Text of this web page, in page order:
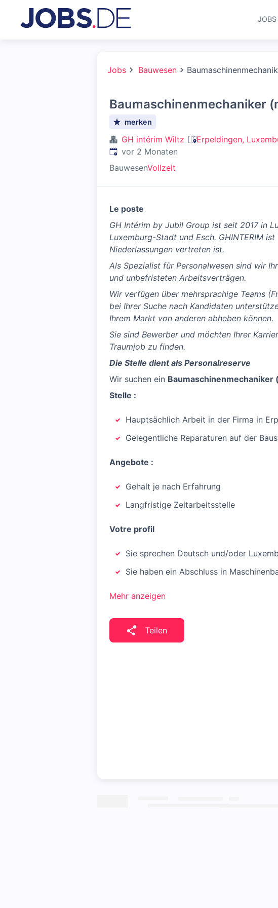
Jobs Bauwesen
Baumaschinenmechaniker
merken
GH intérim Wiltz
Erpeldingen,
Veröffentlicht:
vor 2 Monaten
BauwesenVollzeit
Le poste
GH Intérim by Jubil Group ist seit 2017 in
Luxemburg-Stadt und Esch. GHINTERIM
Niederlassungen vertreten ist.
Als Spezialist für Personalwesen sind wir
und unbefristeten Arbeitsverträgen.
Wir verfügen über mehrsprachige Teams
bei Ihrer Suche nach Kandidaten
Ihrem Markt von anderen abheben können.
Sie sind Bewerber und möchten Ihrer
Traumjob zu finden.
Die Stelle dient als Personalreserve
Wir suchen ein Baumaschinenmechaniker
Stelle :
Hauptsächlich Arbeit in der Firma in
Gelegentliche Reparaturen auf der
Angebote :
Gehalt je nach Erfahrung
Langfristige Zeitarbeitsstelle
Votre profil
Sie sprechen Deutsch und/oder
Sie haben ein Abschluss in
Mehr anzeigen
Teilen